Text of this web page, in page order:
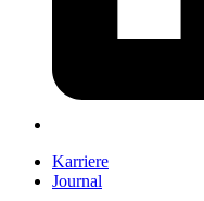
Karriere
Journal